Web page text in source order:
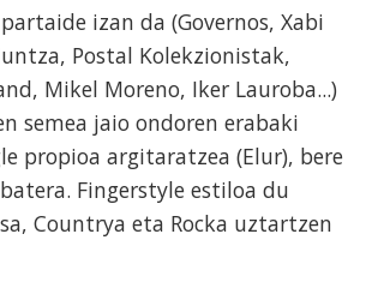
izan da (Governos, Xabi
Postal Kolekzionistak,
Mikel Moreno, Iker Lauroba...)
semea jaio ondoren erabaki
propioa argitaratzea (Elur), bere
Fingerstyle estiloa du
Countrya eta Rocka uztartzen